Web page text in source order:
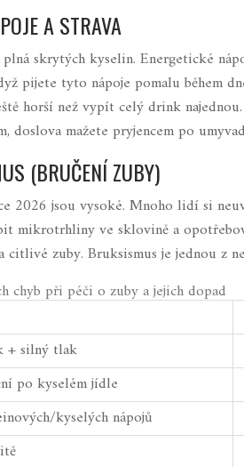
A STRAVA
skrytých kyselin. Energetické
pijete tyto nápoje pomalu během
horší než vypít celý drink
doslova mažete pryjencem po
(BRUČENÍ ZUBY)
2026 jsou vysoké. Mnoho lidí si
mikrotrhliny ve sklovině a
zuby. Bruksismus je jednou z
chyb při péči o zuby a jejich dopad
+ silný tlak
po kyselém jídle
kyselých nápojů